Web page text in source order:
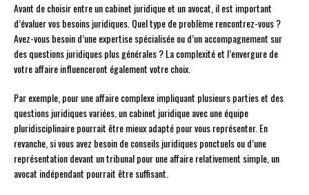
Avant de choisir entre un cabinet juridique et un avocat, il est important
d’évaluer vos besoins juridiques. Quel type de problème rencontrez-vous ?
Avez-vous besoin d’une expertise spécialisée ou d’un accompagnement sur
des questions juridiques plus générales ? La complexité et l’envergure de
votre affaire influenceront également votre choix.
Par exemple, pour une affaire complexe impliquant plusieurs parties et des
questions juridiques variées, un cabinet juridique avec une équipe
pluridisciplinaire pourrait être mieux adapté pour vous représenter. En
revanche, si vous avez besoin de conseils juridiques ponctuels ou d’une
représentation devant un tribunal pour une affaire relativement simple, un
avocat indépendant pourrait être suffisant.